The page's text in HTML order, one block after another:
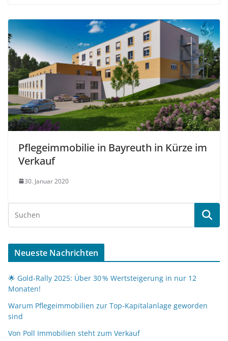
Pflegeimmobilie in Bayreuth in Kürze im
Verkauf
30. Januar 2020
Neueste Nachrichten
🌟 Gold-Rally 2025: Über 30 % Wertsteigerung in nur 12
Monaten!
Warum Pflegeimmobilien zur Top-Kapitalanlage geworden
sind
Von Poll Immobilien steht zum Verkauf